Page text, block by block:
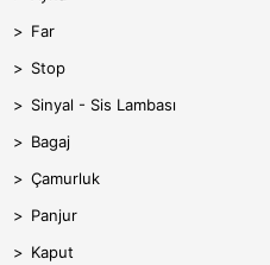
Far
Stop
Sinyal - Sis Lambası
Bagaj
Çamurluk
Panjur
Kaput